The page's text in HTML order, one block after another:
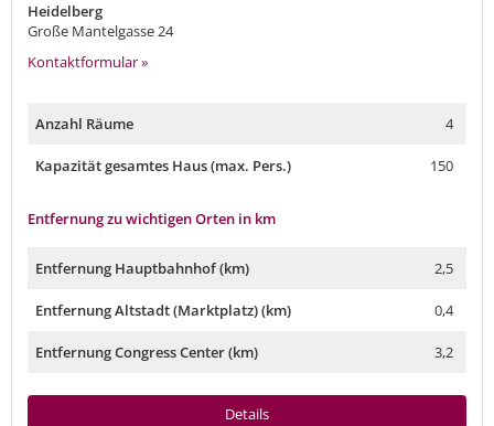
Heidelberg
Große Mantelgasse 24
Kontaktformular »
Anzahl Räume 4
Kapazität gesamtes Haus (max. Pers.) 150
Entfernung zu wichtigen Orten in km
Entfernung Hauptbahnhof (km) 2,5
Entfernung Altstadt (Marktplatz) (km) 0,4
Entfernung Congress Center (km) 3,2
Details